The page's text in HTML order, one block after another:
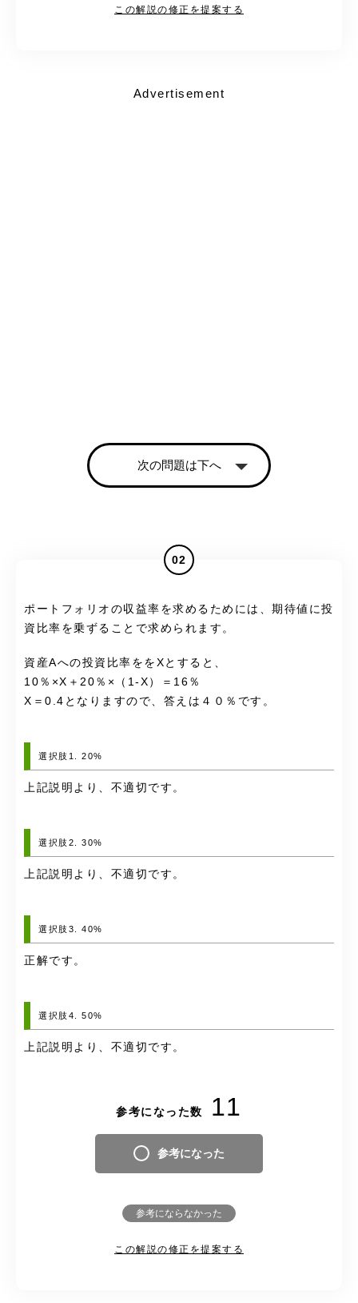
この解説の修正を提案する
Advertisement
次の問題は下へ
02
ポートフォリオの収益率を求めるためには、期待値に投
資比率を乗ずることで求められます。
資産Aへの投資比率ををXとすると、
10％×X＋20％×（1-X）＝16％
X＝0.4となりますので、答えは４０％です。
選択肢1. 20%
上記説明より、不適切です。
選択肢2. 30%
上記説明より、不適切です。
選択肢3. 40%
正解です。
選択肢4. 50%
上記説明より、不適切です。
参考になった数 11
参考になった
参考にならなかった
この解説の修正を提案する